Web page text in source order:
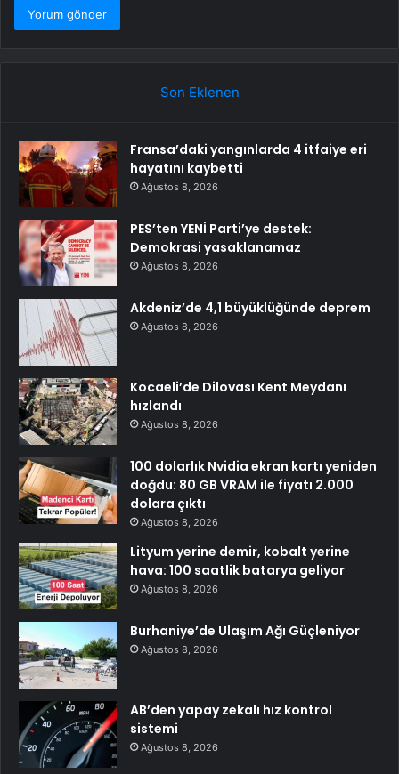
Son Eklenen
Fransa’daki yangınlarda 4 itfaiye eri
hayatını kaybetti
Ağustos 8, 2026
PES’ten YENİ Parti’ye destek:
Demokrasi yasaklanamaz
Ağustos 8, 2026
Akdeniz’de 4,1 büyüklüğünde deprem
Ağustos 8, 2026
Kocaeli’de Dilovası Kent Meydanı
hızlandı
Ağustos 8, 2026
100 dolarlık Nvidia ekran kartı yeniden
doğdu: 80 GB VRAM ile fiyatı 2.000
dolara çıktı
Ağustos 8, 2026
Lityum yerine demir, kobalt yerine
hava: 100 saatlik batarya geliyor
Ağustos 8, 2026
Burhaniye’de Ulaşım Ağı Güçleniyor
Ağustos 8, 2026
AB’den yapay zekalı hız kontrol
sistemi
Ağustos 8, 2026